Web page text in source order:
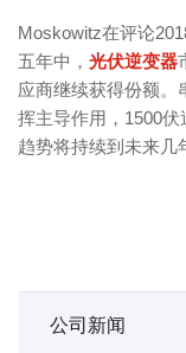
Moskowitz在评论
五年中， 光伏逆变器
应商继续获得份额。
挥主导作用，1500
趋势将持续到未来几
公司新闻